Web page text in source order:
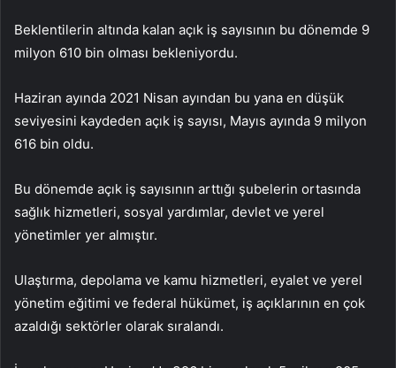
Beklentilerin altında kalan açık iş sayısının bu dönemde 9
milyon 610 bin olması bekleniyordu.
Haziran ayında 2021 Nisan ayından bu yana en düşük
seviyesini kaydeden açık iş sayısı, Mayıs ayında 9 milyon
616 bin oldu.
Bu dönemde açık iş sayısının arttığı şubelerin ortasında
sağlık hizmetleri, sosyal yardımlar, devlet ve yerel
yönetimler yer almıştır.
Ulaştırma, depolama ve kamu hizmetleri, eyalet ve yerel
yönetim eğitimi ve federal hükümet, iş açıklarının en çok
azaldığı sektörler olarak sıralandı.